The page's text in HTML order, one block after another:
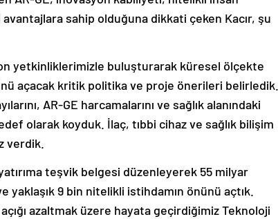
avantajlara sahip olduğuna dikkati çeken Kacır, şu
yetkinliklerimizle buluşturarak küresel ölçekte
açacak kritik politika ve proje önerileri belirledik.
AR-GE harcamalarını ve sağlık alanındaki
olarak koyduk. İlaç, tıbbi cihaz ve sağlık bilişim
verdik.
teşvik belgesi düzenleyerek 55 milyar
yaklaşık 9 bin nitelikli istihdamın önünü açtık.
azaltmak üzere hayata geçirdiğimiz Teknoloji